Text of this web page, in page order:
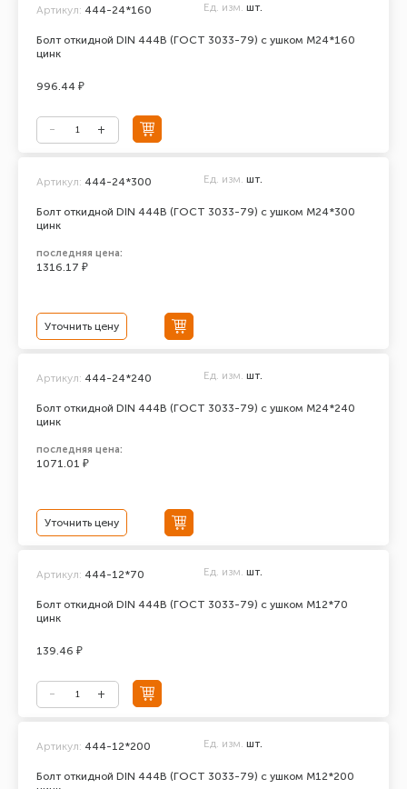
Болт откидной DIN 444В (ГОСТ 3033-79) с ушком М24*160
цинк
Артикул: 444-24*160 Ед. изм. шт.
996.44 ₽
Болт откидной DIN 444В (ГОСТ 3033-79) с ушком М24*300
цинк
Артикул: 444-24*300 Ед. изм. шт.
последняя цена:
1316.17 ₽
Уточнить цену
Болт откидной DIN 444В (ГОСТ 3033-79) с ушком М24*240
цинк
Артикул: 444-24*240 Ед. изм. шт.
последняя цена:
1071.01 ₽
Уточнить цену
Болт откидной DIN 444В (ГОСТ 3033-79) с ушком М12*70
цинк
Артикул: 444-12*70 Ед. изм. шт.
139.46 ₽
Болт откидной DIN 444В (ГОСТ 3033-79) с ушком М12*200
Артикул: 444-12*200 Ед. изм. шт.